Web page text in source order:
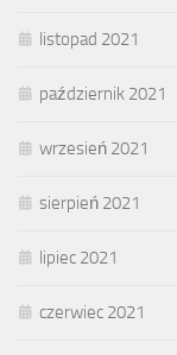
listopad 2021
październik 2021
wrzesień 2021
sierpień 2021
lipiec 2021
czerwiec 2021